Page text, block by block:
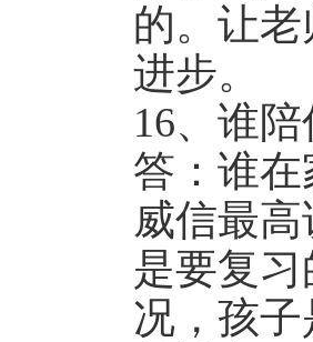
的。让
进步。
16、谁
答：谁
威信最
是要复
况，孩